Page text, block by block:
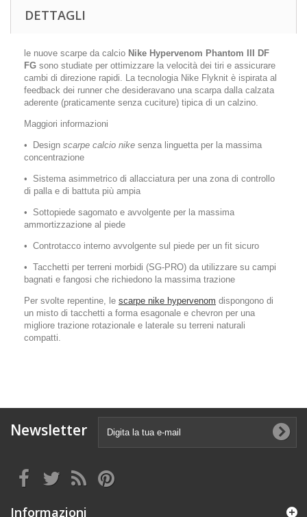
DETTAGLI
le nuove scarpe da calcio Nike Hypervenom Phantom III DF
FG sono studiate per ottimizzare la velocità dei tiri e assicurare
cambi di direzione rapidi. La tecnologia Nike Flyknit è ispirata al
feedback dei runner che desideravano una scarpa dalla calzata
aderente (praticamente senza cuciture) tipica di un calzino.
Maggiori informazioni
• Design scarpe calcio nike senza linguetta per la massima
concentrazione
• Sistema asimmetrico di allacciatura per una zona di controllo
di palla e di battuta più ampia
• Sottopiede sagomato e avvolgente per la massima
ammortizzazione al piede
• Controtacco interno avvolgente sul piede per un fit sicuro
• Tacchetti per terreni morbidi (SG-PRO) da utilizzare su campi
bagnati e fangosi che richiedono la massima trazione
Per svolte repentine, le scarpe nike hypervenom dispongono di
un misto di tacchetti a forma esagonale e chevron per una
migliore trazione rotazionale e laterale su terreni naturali
compatti.
Newsletter
Informazioni